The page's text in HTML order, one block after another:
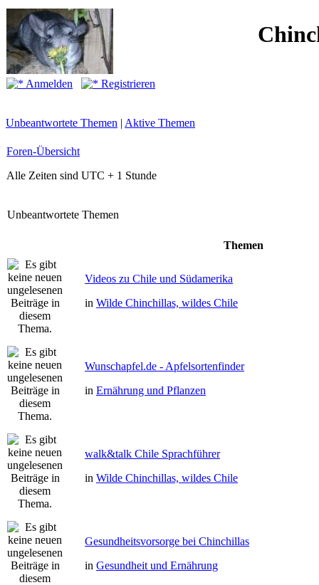
Anmelden
Registrieren
Unbeantwortete Themen | Aktive Themen
Foren-Übersicht
Alle Zeiten sind UTC + 1 Stunde
Unbeantwortete Themen
Themen
Videos zu Chile und Südamerika
in Wilde Chinchillas, wildes Chile
Wunschapfel.de - Apfelsortenfinder
in Ernährung und Pflanzen
walk&talk Chile Sprachführer
in Wilde Chinchillas, wildes Chile
Gesundheitsvorsorge bei Chinchillas
in Gesundheit und Ernährung